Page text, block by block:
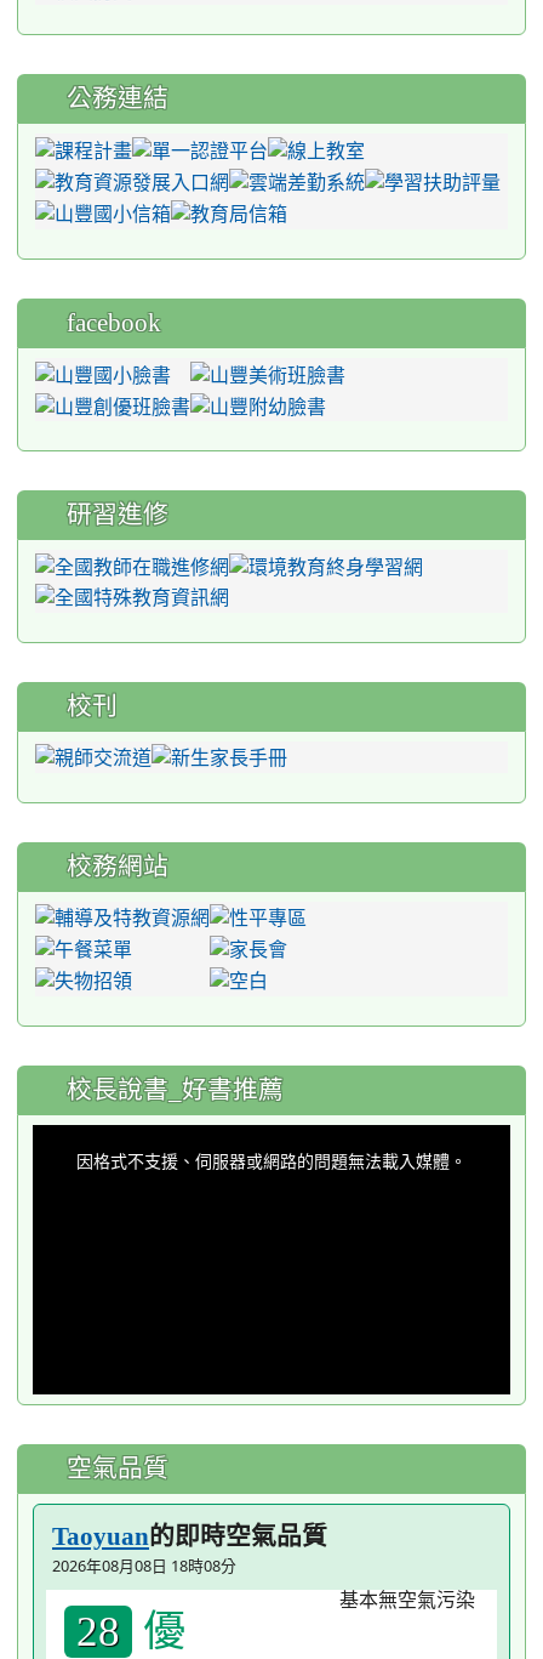
公務連結
facebook
研習進修
校刊
校務網站
:::
校長說書_好書推薦
因格式不支援、伺服器或網路的問題無法載入媒體。
空氣品質
Taoyuan的即時空氣品質
2026年08月08日 18時08分
28 優